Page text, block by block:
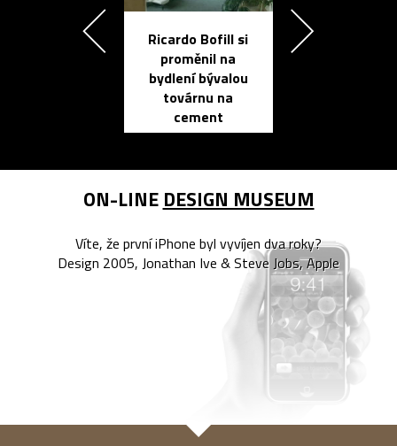
Ricardo Bofill si
proměnil na
bydlení bývalou
továrnu na
cement
ON-LINE DESIGN MUSEUM
Víte, že první iPhone byl vyvíjen dva roky?
Design 2005, Jonathan Ive & Steve Jobs, Apple